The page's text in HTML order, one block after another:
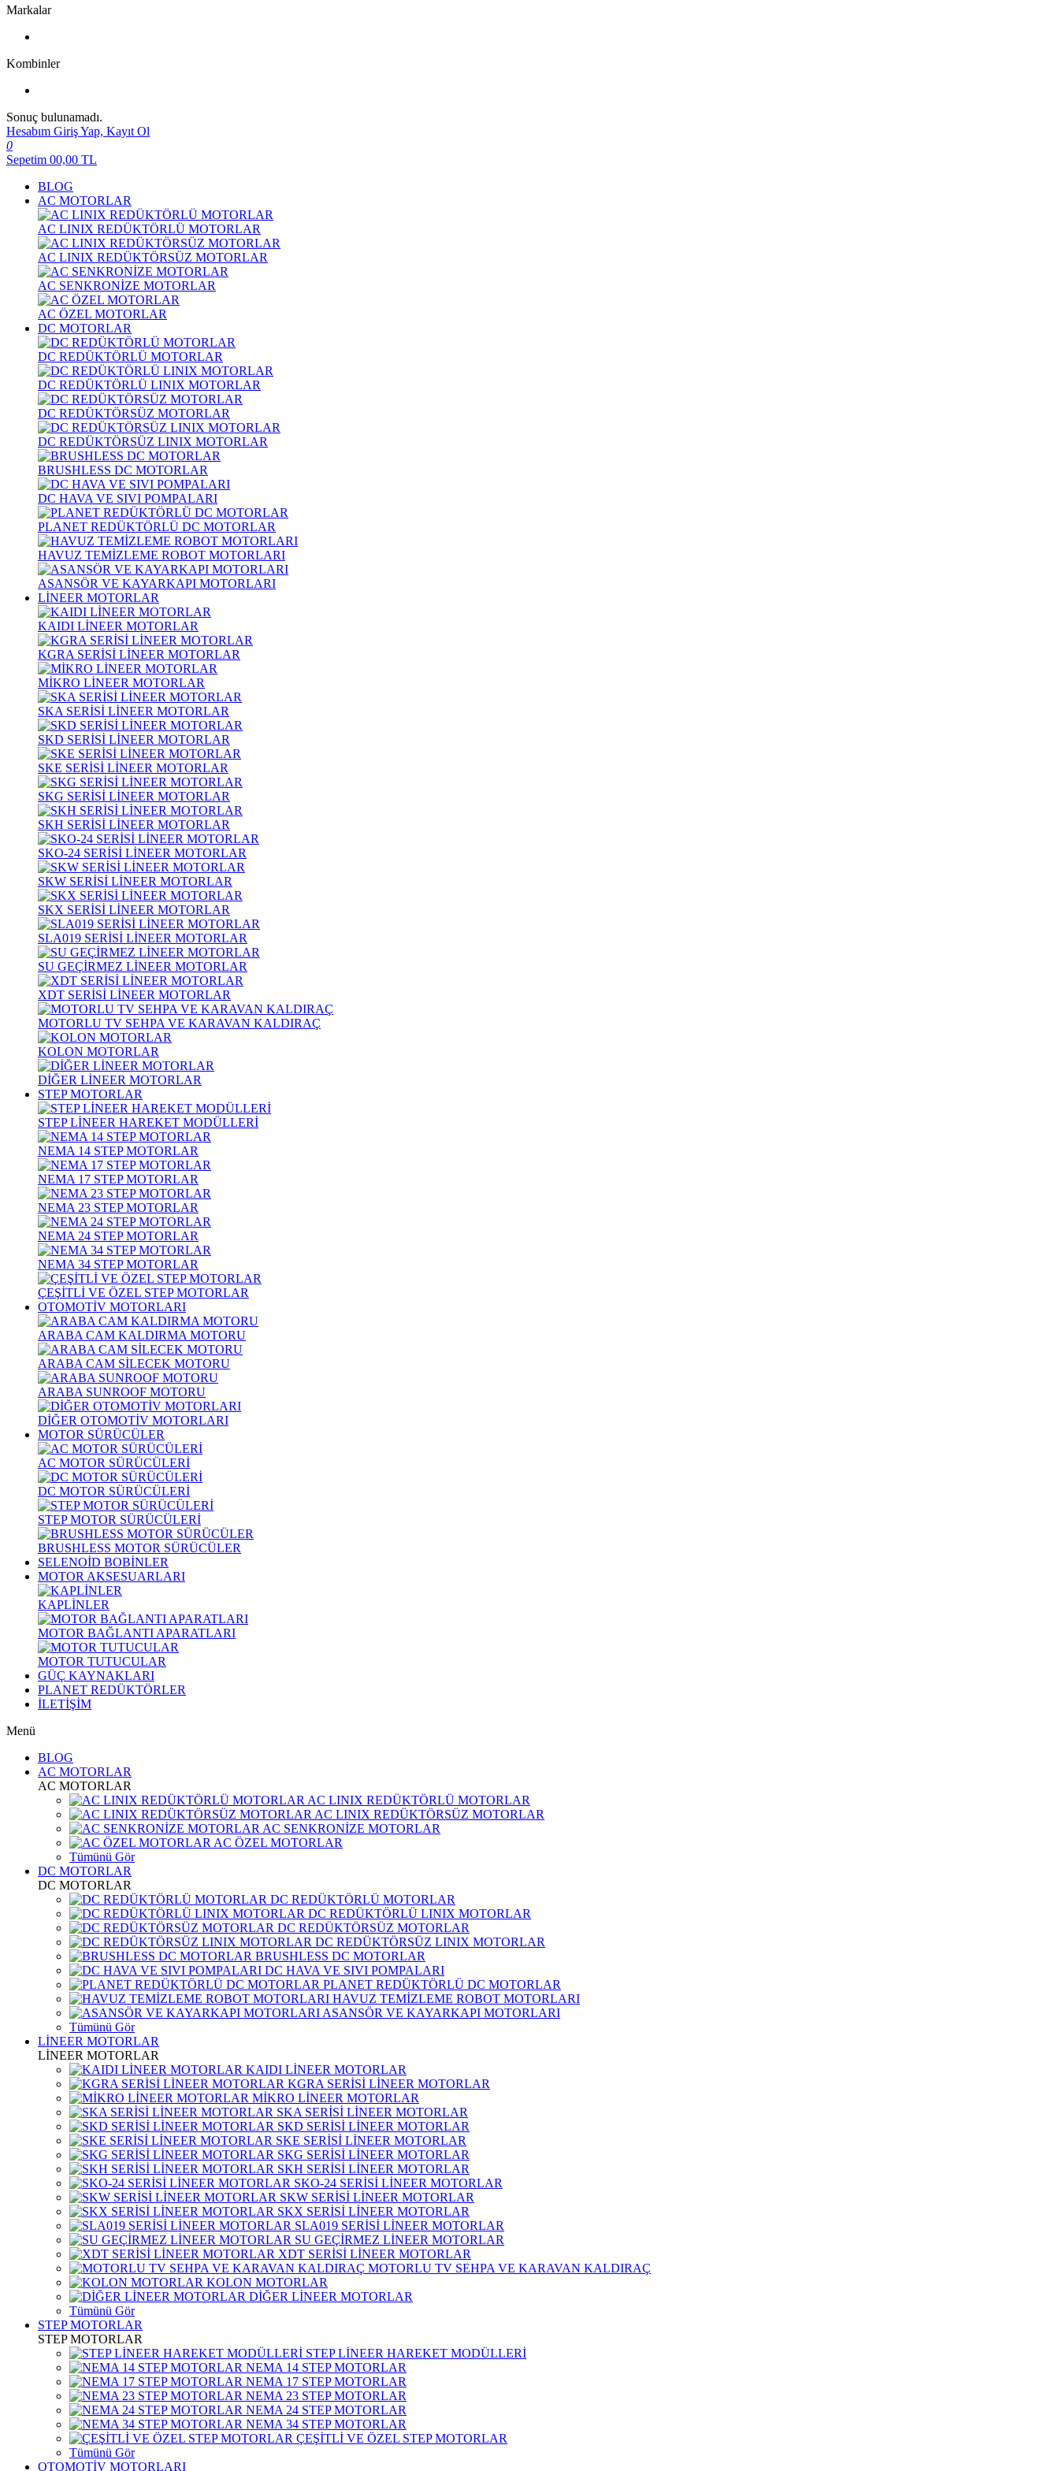
Markalar
Kombinler
Sonuç bulunamadı.
Hesabım Giriş Yap, Kayıt Ol
0
Sepetim 00,00 TL
BLOG
AC MOTORLAR
AC LINIX REDÜKTÖRLÜ MOTORLAR
AC LINIX REDÜKTÖRSÜZ MOTORLAR
AC SENKRONİZE MOTORLAR
AC ÖZEL MOTORLAR
DC MOTORLAR
DC REDÜKTÖRLÜ MOTORLAR
DC REDÜKTÖRLÜ LINIX MOTORLAR
DC REDÜKTÖRSÜZ MOTORLAR
DC REDÜKTÖRSÜZ LINIX MOTORLAR
BRUSHLESS DC MOTORLAR
DC HAVA VE SIVI POMPALARI
PLANET REDÜKTÖRLÜ DC MOTORLAR
HAVUZ TEMİZLEME ROBOT MOTORLARI
ASANSÖR VE KAYARKAPI MOTORLARI
LİNEER MOTORLAR
KAIDI LİNEER MOTORLAR
KGRA SERİSİ LİNEER MOTORLAR
MİKRO LİNEER MOTORLAR
SKA SERİSİ LİNEER MOTORLAR
SKD SERİSİ LİNEER MOTORLAR
SKE SERİSİ LİNEER MOTORLAR
SKG SERİSİ LİNEER MOTORLAR
SKH SERİSİ LİNEER MOTORLAR
SKO-24 SERİSİ LİNEER MOTORLAR
SKW SERİSİ LİNEER MOTORLAR
SKX SERİSİ LİNEER MOTORLAR
SLA019 SERİSİ LİNEER MOTORLAR
SU GEÇİRMEZ LİNEER MOTORLAR
XDT SERİSİ LİNEER MOTORLAR
MOTORLU TV SEHPA VE KARAVAN KALDIRAÇ
KOLON MOTORLAR
DİĞER LİNEER MOTORLAR
STEP MOTORLAR
STEP LİNEER HAREKET MODÜLLERİ
NEMA 14 STEP MOTORLAR
NEMA 17 STEP MOTORLAR
NEMA 23 STEP MOTORLAR
NEMA 24 STEP MOTORLAR
NEMA 34 STEP MOTORLAR
ÇEŞİTLİ VE ÖZEL STEP MOTORLAR
OTOMOTİV MOTORLARI
ARABA CAM KALDIRMA MOTORU
ARABA CAM SİLECEK MOTORU
ARABA SUNROOF MOTORU
DİĞER OTOMOTİV MOTORLARI
MOTOR SÜRÜCÜLER
AC MOTOR SÜRÜCÜLERİ
DC MOTOR SÜRÜCÜLERİ
STEP MOTOR SÜRÜCÜLERİ
BRUSHLESS MOTOR SÜRÜCÜLER
SELENOİD BOBİNLER
MOTOR AKSESUARLARI
KAPLİNLER
MOTOR BAĞLANTI APARATLARI
MOTOR TUTUCULAR
GÜÇ KAYNAKLARI
PLANET REDÜKTÖRLER
İLETİŞİM
Menü
BLOG
AC MOTORLAR
AC MOTORLAR
AC LINIX REDÜKTÖRLÜ MOTORLAR
AC LINIX REDÜKTÖRSÜZ MOTORLAR
AC SENKRONİZE MOTORLAR
AC ÖZEL MOTORLAR
Tümünü Gör
DC MOTORLAR
DC MOTORLAR
DC REDÜKTÖRLÜ MOTORLAR
DC REDÜKTÖRLÜ LINIX MOTORLAR
DC REDÜKTÖRSÜZ MOTORLAR
DC REDÜKTÖRSÜZ LINIX MOTORLAR
BRUSHLESS DC MOTORLAR
DC HAVA VE SIVI POMPALARI
PLANET REDÜKTÖRLÜ DC MOTORLAR
HAVUZ TEMİZLEME ROBOT MOTORLARI
ASANSÖR VE KAYARKAPI MOTORLARI
Tümünü Gör
LİNEER MOTORLAR
LİNEER MOTORLAR
KAIDI LİNEER MOTORLAR
KGRA SERİSİ LİNEER MOTORLAR
MİKRO LİNEER MOTORLAR
SKA SERİSİ LİNEER MOTORLAR
SKD SERİSİ LİNEER MOTORLAR
SKE SERİSİ LİNEER MOTORLAR
SKG SERİSİ LİNEER MOTORLAR
SKH SERİSİ LİNEER MOTORLAR
SKO-24 SERİSİ LİNEER MOTORLAR
SKW SERİSİ LİNEER MOTORLAR
SKX SERİSİ LİNEER MOTORLAR
SLA019 SERİSİ LİNEER MOTORLAR
SU GEÇİRMEZ LİNEER MOTORLAR
XDT SERİSİ LİNEER MOTORLAR
MOTORLU TV SEHPA VE KARAVAN KALDIRAÇ
KOLON MOTORLAR
DİĞER LİNEER MOTORLAR
Tümünü Gör
STEP MOTORLAR
STEP MOTORLAR
STEP LİNEER HAREKET MODÜLLERİ
NEMA 14 STEP MOTORLAR
NEMA 17 STEP MOTORLAR
NEMA 23 STEP MOTORLAR
NEMA 24 STEP MOTORLAR
NEMA 34 STEP MOTORLAR
ÇEŞİTLİ VE ÖZEL STEP MOTORLAR
Tümünü Gör
OTOMOTİV MOTORLARI